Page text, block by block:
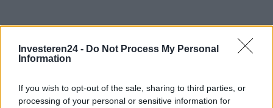
Investeren24 - Do Not Process My Personal
Information
If you wish to opt-out of the sale, sharing to third parties, or
processing of your personal or sensitive information for